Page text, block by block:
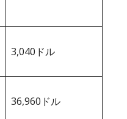
3,040ドル
36,960ドル